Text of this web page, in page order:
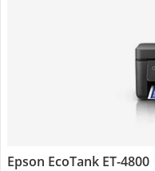
Epson EcoTank ET-4800